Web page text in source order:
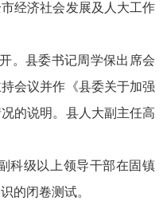
经济社会发展及人大工作
。县委书记周学保出席会
会议并作《县委关于加强
的说明。县人大副主任高
科级以上领导干部在固镇
的闭卷测试。